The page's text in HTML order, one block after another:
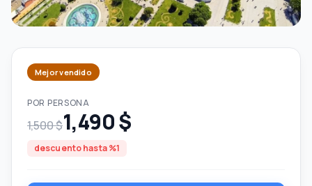
Mejor vendido
POR PERSONA
1,500 $1,490 $
descuento hasta %1